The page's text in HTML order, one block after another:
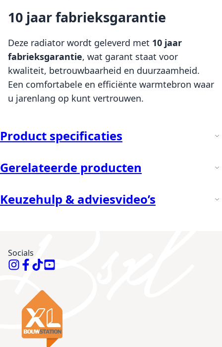
10 jaar fabrieksgarantie
Deze radiator wordt geleverd met 10 jaar
fabrieksgarantie, wat garant staat voor
kwaliteit, betrouwbaarheid en duurzaamheid.
Een comfortabele en efficiënte warmtebron waar
u jarenlang op kunt vertrouwen.
Product specificaties
Gerelateerde producten
Keuzehulp & adviesvideo’s
Socials